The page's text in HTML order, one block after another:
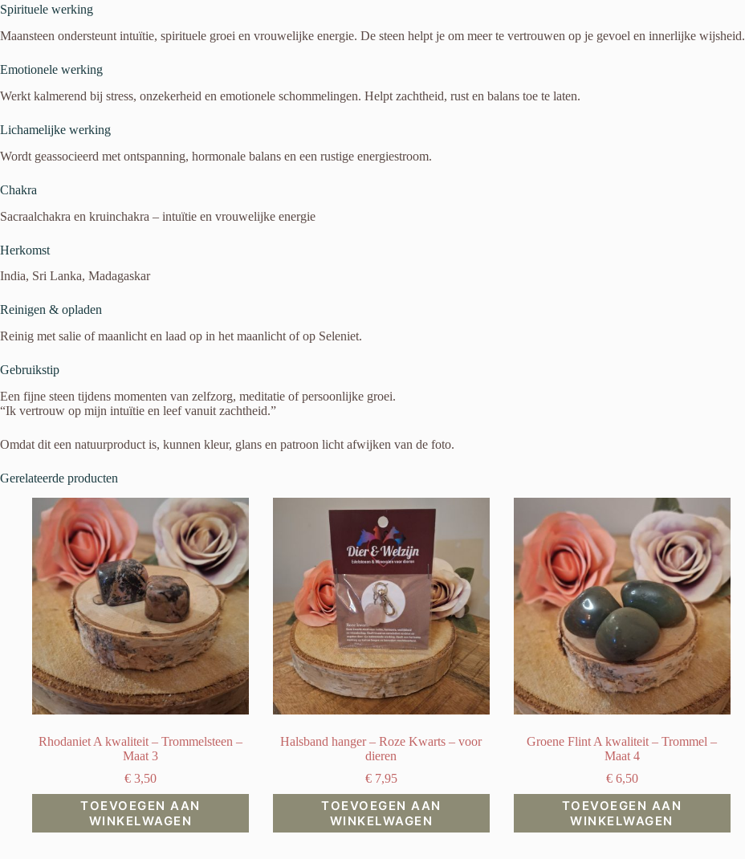
Spirituele werking
Maansteen ondersteunt intuïtie, spirituele groei en vrouwelijke energie. De steen helpt je om meer te vertrouwen op je gevoel en innerlijke wijsheid.
Emotionele werking
Werkt kalmerend bij stress, onzekerheid en emotionele schommelingen. Helpt zachtheid, rust en balans toe te laten.
Lichamelijke werking
Wordt geassocieerd met ontspanning, hormonale balans en een rustige energiestroom.
Chakra
Sacraalchakra en kruinchakra – intuïtie en vrouwelijke energie
Herkomst
India, Sri Lanka, Madagaskar
Reinigen & opladen
Reinig met salie of maanlicht en laad op in het maanlicht of op Seleniet.
Gebruikstip
Een fijne steen tijdens momenten van zelfzorg, meditatie of persoonlijke groei.
“Ik vertrouw op mijn intuïtie en leef vanuit zachtheid.”
Omdat dit een natuurproduct is, kunnen kleur, glans en patroon licht afwijken van de foto.
Gerelateerde producten
Rhodaniet A kwaliteit – Trommelsteen –
Maat 3
€3,50
TOEVOEGEN AAN
WINKELWAGEN
Halsband hanger – Roze Kwarts – voor
dieren
€7,95
TOEVOEGEN AAN
WINKELWAGEN
Groene Flint A kwaliteit – Trommel –
Maat 4
€6,50
TOEVOEGEN AAN
WINKELWAGEN